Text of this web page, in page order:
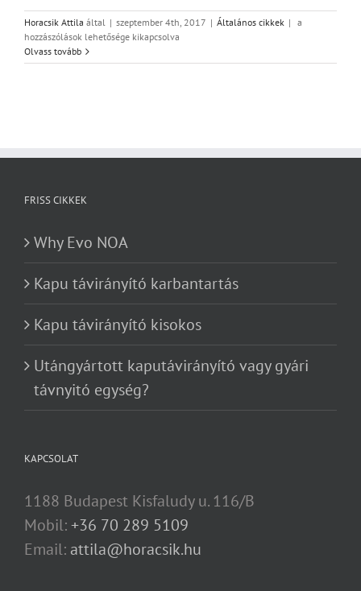
Horacsik Attila által | szeptember 4th, 2017 | Általános cikkek | MyGates
bejegyzéshez
a
hozzászólások lehetősége kikapcsolva
Olvass tovább
FRISS CIKKEK
Why Evo NOA
Kapu távirányító karbantartás
Kapu távirányító kisokos
Utángyártott kaputávirányító vagy gyári
távnyitó egység?
KAPCSOLAT
1188 Budapest Kisfaludy u. 116/B
Mobil:+36 70 289 5109
Email: attila@horacsik.hu